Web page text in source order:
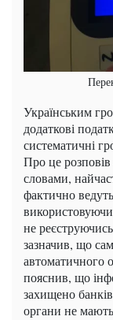
Українським
додаткові
систематичні
Про це
словами,
фактично
не
зазначив, що
автоматичного
пояснив, що
захищено
органи не